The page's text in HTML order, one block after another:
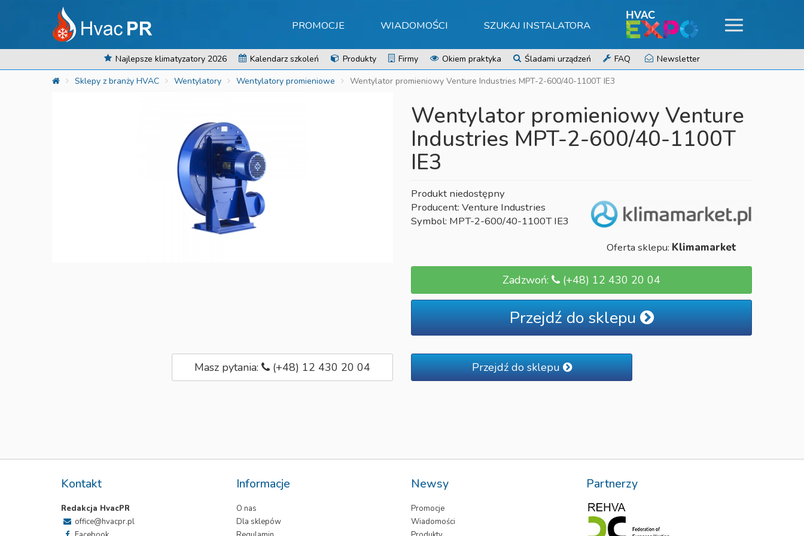
PROMOCJE WIADOMOŚCI SZUKAJ INSTALATORA
Najlepsze klimatyzatory 2026 Kalendarz szkoleń Produkty Firmy Okiem praktyka Śladami urządzeń FAQ
Newsletter
Sklepy z branży HVAC
Wentylatory Wentylatory promieniowe Wentylator promieniowy Venture Industries MPT-2-600/40-1100T IE3
Wentylator promieniowy Venture
Industries MPT-2-600/40-1100T
IE3
Produkt niedostępny
Producent: Venture Industries
Symbol: MPT-2-600/40-1100T IE3
Oferta sklepu: Klimamarket
Zadzwoń: (+48) 12 430 20 04
Przejdź do sklepu
Masz pytania: (+48) 12 430 20 04 Przejdź do sklepu
Kontakt
Redakcja HvacPR
office@hvacpr.pl
Informacje
O nas
Dla sklepów
Newsy
Promocje
Wiadomości
Partnerzy